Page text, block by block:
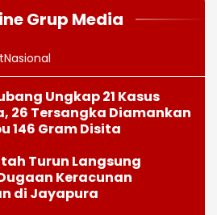
Grup Media
Nasional
Ungkap 21 Kasus
26 Tersangka Diamankan
146 Gram Disita
Turun Langsung
Keracunan
di Jayapura